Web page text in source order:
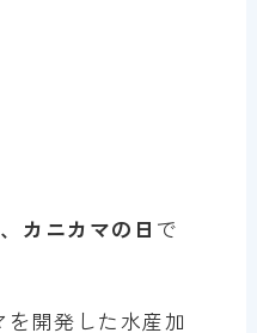
カニカマの日 で
開発した水産加